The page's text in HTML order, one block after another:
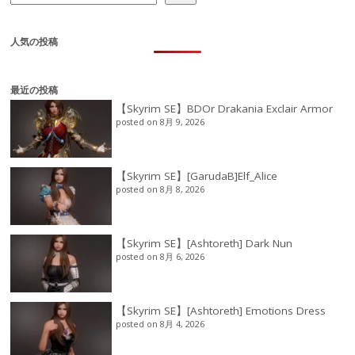
人気の投稿
最近の投稿
【Skyrim SE】BDOr Drakania Exclair Armor
posted on 8月 9, 2026
【Skyrim SE】[GarudaB]Elf_Alice
posted on 8月 8, 2026
【Skyrim SE】[Ashtoreth] Dark Nun
posted on 8月 6, 2026
【Skyrim SE】[Ashtoreth] Emotions Dress
posted on 8月 4, 2026